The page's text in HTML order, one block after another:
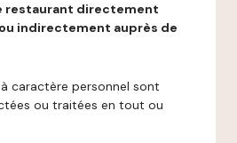
restaurant directement
indirectement auprès de
à caractère personnel sont
ou traitées en tout ou